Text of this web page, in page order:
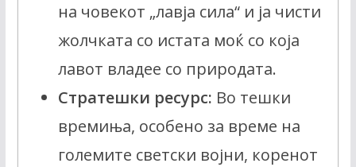
на човекот „лавја сила“ и ја чисти
жолчката со истата моќ со која
лавот владее со природата.
Стратешки ресурс: Во тешки
времиња, особено за време на
големите светски војни, коренот